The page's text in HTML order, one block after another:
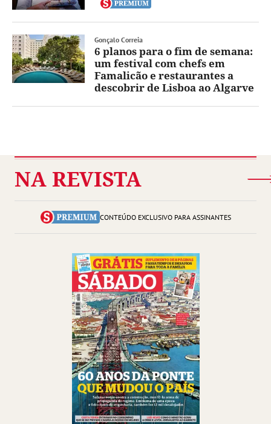
Gonçalo Correia
6 planos para o fim de semana:
um festival com chefs em
Famalicão e restaurantes a
descobrir de Lisboa ao Algarve
NA REVISTA
CONTEÚDO EXCLUSIVO PARA ASSINANTES